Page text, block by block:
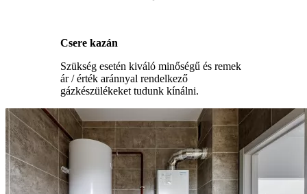
Csere kazán
Szükség esetén kiváló minőségű és remek
ár / érték aránnyal rendelkező
gázkészülékeket tudunk kínálni.